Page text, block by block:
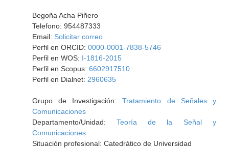
Begoña Acha Piñero
Telefono: 954487333
Email: Solicitar correo
Perfil en ORCID: 0000-0001-7838-5746
Perfil en WOS: I-1816-2015
Perfil en Scopus: 6602917510
Perfil en Dialnet: 2960635
Grupo de Investigación:Tratamiento de Señales y
Comunicaciones
Departamento/Unidad:Teoría de la Señal y
Comunicaciones
Situación profesional: Catedrático de Universidad